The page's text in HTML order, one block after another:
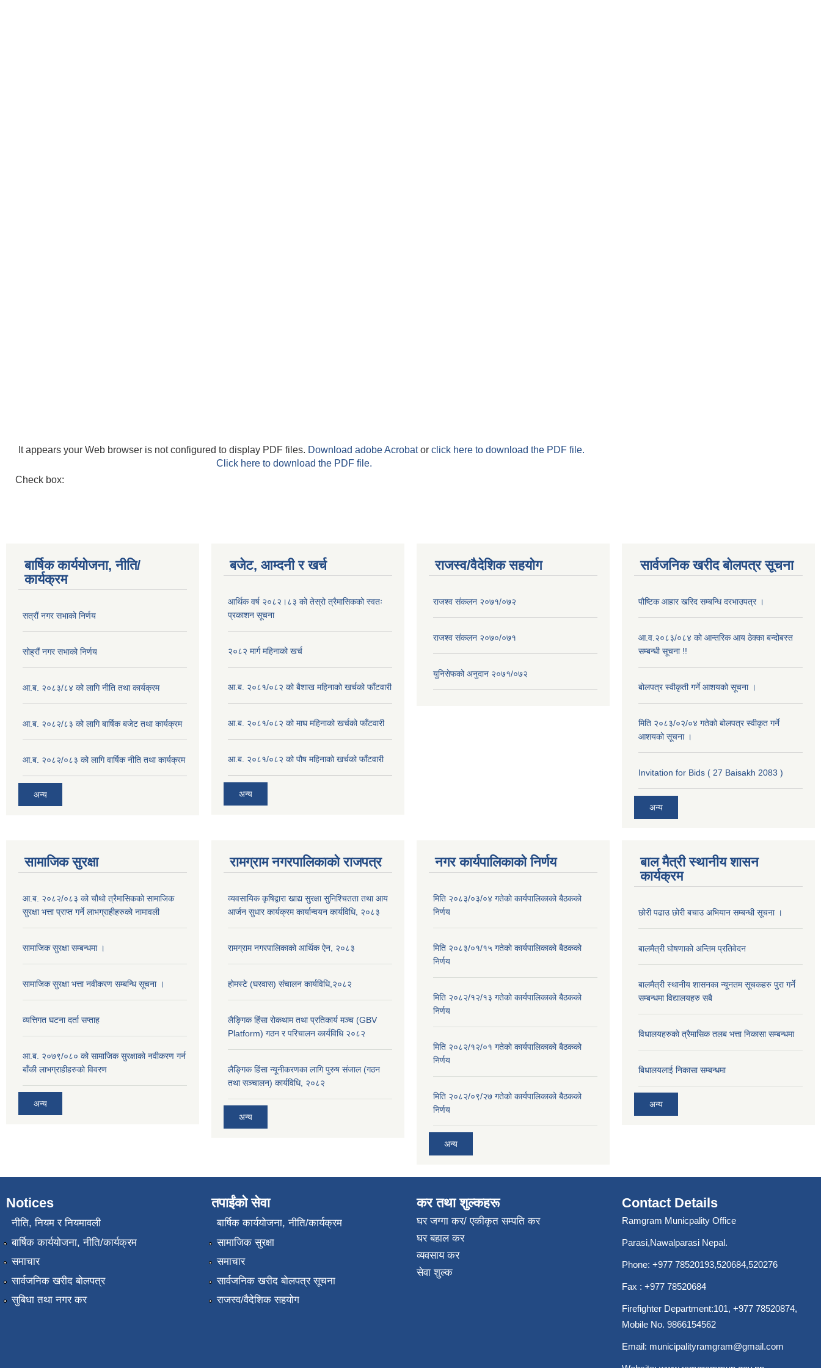
It appears your Web browser is not configured to display PDF files. Download adobe Acrobator click here to download the PDF file.
Click here to download the PDF file.
Check box:
बार्षिक कार्ययोजना, नीति/
कार्यक्रम
सत्रौं नगर सभाको निर्णय
सोह्रौं नगर सभाको निर्णय
आ.ब. २०८३/८४ को लागि नीति तथा कार्यक्रम
आ.ब. २०८२/८३ को लागि बार्षिक बजेट तथा कार्यक्रम
आ.ब. २०८२/०८३ को लागि वार्षिक नीति तथा कार्यक्रम
अन्य
बजेट, आम्दनी र खर्च
आर्थिक वर्ष २०८२।८३ को तेस्रो त्रैमासिकको स्वतः
प्रकाशन सूचना
२०८२ मार्ग महिनाको खर्च
आ.ब. २०८१/०८२ को बैशाख महिनाको खर्चको फाँटवारी
आ.ब. २०८१/०८२ को माघ महिनाको खर्चको फाँटवारी
आ.ब. २०८१/०८२ को पौष महिनाको खर्चको फाँटवारी
अन्य
राजस्व/वैदेशिक सहयोग
राजश्व संकलन २०७१/०७२
राजश्व संकलन २०७०/०७१
युनिसेफको अनुदान २०७१/०७२
सार्वजनिक खरीद बोलपत्र सूचना
पौष्टिक आहार खरिद सम्बन्धि दरभाउपत्र ।
आ.व.२०८३/०८४ को आन्तरिक आय ठेक्का बन्दोबस्त
सम्बन्धी सूचना !!
बोलपत्र स्वीकृती गर्ने आशयको सूचना ।
मिति २०८३/०२/०४ गतेको बोलपत्र स्वीकृत गर्ने
आशयको सूचना ।
Invitation for Bids ( 27 Baisakh 2083 )
अन्य
सामाजिक सुरक्षा
आ.ब. २०८२/०८३ को चौथो त्रैमासिकको सामाजिक
सुरक्षा भत्ता प्राप्त गर्ने लाभग्राहीहरुको नामावली
सामाजिक सुरक्षा सम्बन्धमा ।
सामाजिक सुरक्षा भत्ता नवीकरण सम्बन्धि सूचना ।
व्यत्तिगत घटना दर्ता सप्ताह
आ.ब. २०७९/०८० को सामाजिक सुरक्षाको नवीकरण गर्न
बाँकी लाभग्राहीहरुको विवरण
अन्य
रामग्राम नगरपालिकाको राजपत्र
व्यवसायिक कृषिद्वारा खाद्य सुरक्षा सुनिश्चितता तथा आय
आर्जन सुधार कार्यक्रम कार्यान्वयन कार्यविधि, २०८३
रामग्राम नगरपालिकाको आर्थिक ऐन, २०८३
होमस्टे (घरवास) संचालन कार्यविधि,२०८२
लैङ्गिक हिंसा रोकथाम तथा प्रतिकार्य मञ्च (GBV
Platform) गठन र परिचालन कार्यविधि २०८२
लैङ्गिक हिंसा न्यूनीकरणका लागि पुरुष संजाल (गठन
तथा सञ्चालन) कार्यविधि, २०८२
अन्य
नगर कार्यपालिकाको निर्णय
मिति २०८३/०३/०४ गतेकाे कार्यपालिकाको बैठकको
निर्णय
मिति २०८३/०१/१५ गतेकाे कार्यपालिकाको बैठकको
निर्णय
मिति २०८२/१२/१३ गतेकाे कार्यपालिकाको बैठकको
निर्णय
मिति २०८२/१२/०१ गतेकाे कार्यपालिकाको बैठकको
निर्णय
मिति २०८२/०९/२७ गतेकाे कार्यपालिकाको बैठकको
निर्णय
अन्य
बाल मैत्री स्थानीय शासन
कार्यक्रम
छोरी पढाउ छोरी बचाउ अभियान सम्बन्धी सूचना ।
बालमैत्री घोषणाको अन्तिम प्रतिवेदन
बालमैत्री स्थानीय शासनका न्यूनतम सूचकहरु पुरा गर्ने
सम्बन्धमा विद्यालयहरु सबै
विधालयहरुकाे त्रैमासिक तलब भत्ता निकासा सम्बन्धमा
बिधालयलाई निकासा सम्बन्धमा
अन्य
Notices
नीति, नियम र नियमावली
बार्षिक कार्ययोजना, नीति/कार्यक्रम
समाचार
सार्वजनिक खरीद बोलपत्र
सुबिधा तथा नगर कर
तपाईंको सेवा
बार्षिक कार्ययोजना, नीति/कार्यक्रम
सामाजिक सुरक्षा
समाचार
सार्वजनिक खरीद बोलपत्र सूचना
राजस्व/वैदेशिक सहयोग
कर तथा शुल्कहरू
घर जग्गा कर/ एकीकृत सम्पति कर
घर बहाल कर
व्यवसाय कर
सेवा शुल्क
Contact Details
Ramgram Municpality Office
Parasi,Nawalparasi Nepal.
Phone: +977 78520193,520684,520276
Fax : +977 78520684
Firefighter Department:101, +977 78520874,
Mobile No. 9866154562
Email: municipalityramgram@gmail.com